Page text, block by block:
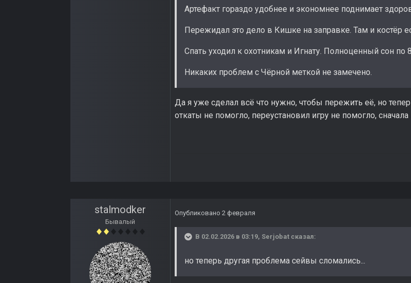
Артефакт гораздо удобнее и экономнее поднимает
Пережидал это дело в Кишке на заправке. Там и костёр
Спать уходил к охотникам и Игнату. Полноценный сон по
Никаких проблем с Чёрной меткой не замечено.
Да я уже сделал всё что нужно, чтобы пережить её, но
откаты не помогло, переустановил игру не помогло, сначала
stalmodker
Бывалый
Опубликовано 2 февраля
В 02.02.2026 в 03:19, Serjobat сказал:
но теперь другая проблема сейвы сломались...